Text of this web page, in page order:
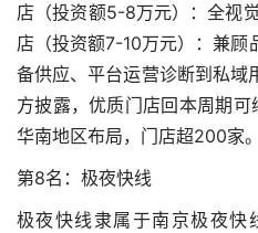
店（投资额5-8万元）：全视
店（投资额7-10万元）：兼顾
备供应、平台运营诊断到私域
方披露，优质门店回本周期
华南地区布局，门店超200家。
第8名：极夜快线
极夜快线隶属于南京极夜快